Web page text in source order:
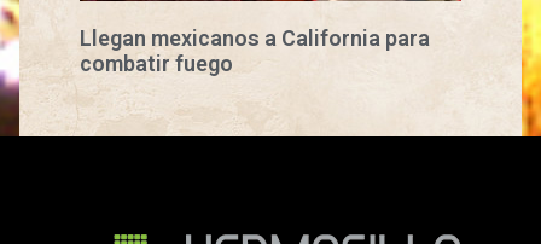
Llegan mexicanos a California para
combatir fuego